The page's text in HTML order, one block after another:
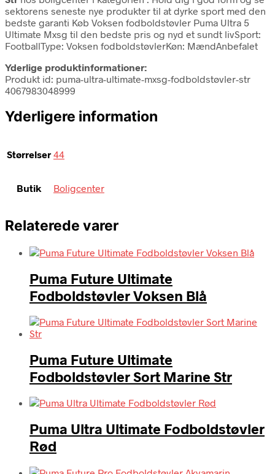
sektorens seneste nye produkter til at dyrke sport med den
bedste garanti Køb Voksen fodboldstøvler Puma Ultra 5
Ultimate Mxsg til den bedste pris og nyd et sundt livSport:
FootballType: Voksen fodboldstøvlerKøn: MændAnbefalet
Yderlige produktinformationer:
Produkt id: puma-ultra-ultimate-mxsg-fodboldstøvler-str
4067983048999
Yderligere information
Størrelser 44
Butik Boligcenter
Relaterede varer
Puma Future Ultimate
Fodboldstøvler Voksen Blå
Puma Future Ultimate
Fodboldstøvler Sort Marine Str
Puma Ultra Ultimate Fodboldstøvler
Rød